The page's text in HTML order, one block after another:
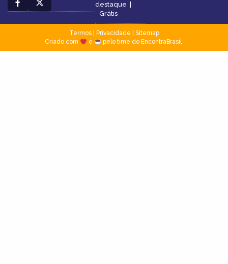
destaque
Grátis
Termos| Privacidade
Sitemap
Criado com
e pelo time do EncontraBrasil